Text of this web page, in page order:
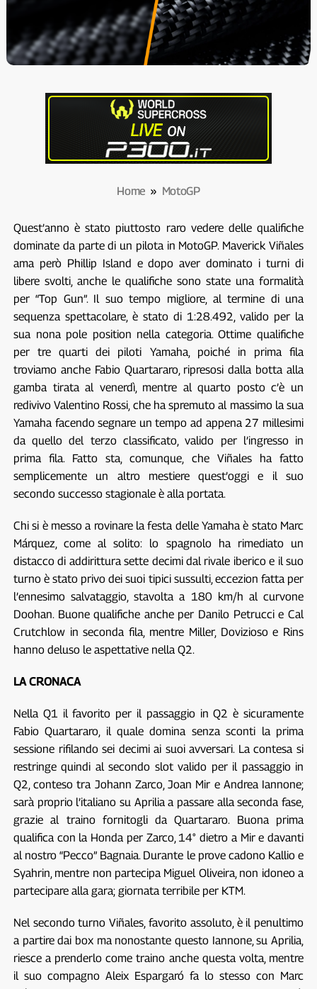
Home » MotoGP
Quest’anno è stato piuttosto raro vedere delle qualifiche
dominate da parte di un pilota in MotoGP. Maverick Viñales
ama però Phillip Island e dopo aver dominato i turni di
libere svolti, anche le qualifiche sono state una formalità
per “Top Gun”. Il suo tempo migliore, al termine di una
sequenza spettacolare, è stato di 1:28.492, valido per la
sua nona pole position nella categoria. Ottime qualifiche
per tre quarti dei piloti Yamaha, poiché in prima fila
troviamo anche Fabio Quartararo, ripresosi dalla botta alla
gamba tirata al venerdì, mentre al quarto posto c’è un
redivivo Valentino Rossi, che ha spremuto al massimo la sua
Yamaha facendo segnare un tempo ad appena 27 millesimi
da quello del terzo classificato, valido per l’ingresso in
prima fila. Fatto sta, comunque, che Viñales ha fatto
semplicemente un altro mestiere quest’oggi e il suo
secondo successo stagionale è alla portata.
Chi si è messo a rovinare la festa delle Yamaha è stato Marc
Márquez, come al solito: lo spagnolo ha rimediato un
distacco di addirittura sette decimi dal rivale iberico e il suo
turno è stato privo dei suoi tipici sussulti, eccezion fatta per
l’ennesimo salvataggio, stavolta a 180 km/h al curvone
Doohan. Buone qualifiche anche per Danilo Petrucci e Cal
Crutchlow in seconda fila, mentre Miller, Dovizioso e Rins
hanno deluso le aspettative nella Q2.
LA CRONACA
Nella Q1 il favorito per il passaggio in Q2 è sicuramente
Fabio Quartararo, il quale domina senza sconti la prima
sessione rifilando sei decimi ai suoi avversari. La contesa si
restringe quindi al secondo slot valido per il passaggio in
Q2, conteso tra Johann Zarco, Joan Mir e Andrea Iannone;
sarà proprio l’italiano su Aprilia a passare alla seconda fase,
grazie al traino fornitogli da Quartararo. Buona prima
qualifica con la Honda per Zarco, 14° dietro a Mir e davanti
al nostro “Pecco” Bagnaia. Durante le prove cadono Kallio e
Syahrin, mentre non partecipa Miguel Oliveira, non idoneo a
partecipare alla gara; giornata terribile per KTM.
Nel secondo turno Viñales, favorito assoluto, è il penultimo
a partire dai box ma nonostante questo Iannone, su Aprilia,
riesce a prenderlo come traino anche questa volta, mentre
il suo compagno Aleix Espargaró fa lo stesso con Marc